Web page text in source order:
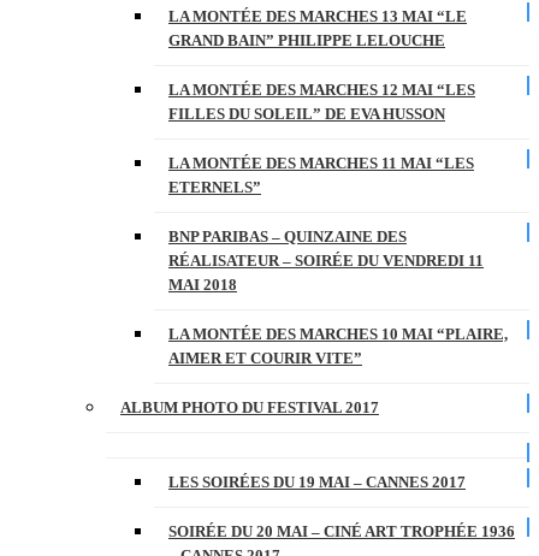
LA MONTÉE DES MARCHES 13 MAI “LE
GRAND BAIN” PHILIPPE LELOUCHE
LA MONTÉE DES MARCHES 12 MAI “LES
FILLES DU SOLEIL” DE EVA HUSSON
LA MONTÉE DES MARCHES 11 MAI “LES
ETERNELS”
BNP PARIBAS – QUINZAINE DES
RÉALISATEUR – SOIRÉE DU VENDREDI 11
MAI 2018
LA MONTÉE DES MARCHES 10 MAI “PLAIRE,
AIMER ET COURIR VITE”
ALBUM PHOTO DU FESTIVAL 2017
LES SOIRÉES DU 19 MAI – CANNES 2017
SOIRÉE DU 20 MAI – CINÉ ART TROPHÉE 1936